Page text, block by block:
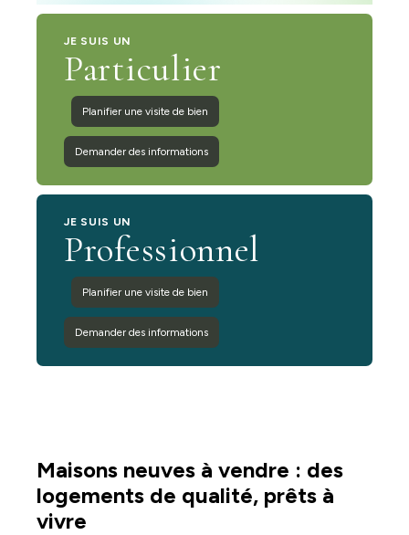
JE SUIS UN
Particulier
Planifier une visite de bien
Demander des informations
JE SUIS UN
Professionnel
Planifier une visite de bien
Demander des informations
Maisons neuves à vendre : des
logements de qualité, prêts à
vivre